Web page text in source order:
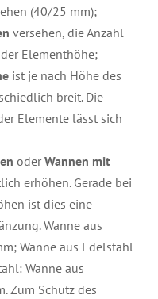
(40/25 mm);
versehen, die Anzahl
Elementhöhe;
ist je nach Höhe des
breit. Die
Elemente lässt sich
oder Wannen mit
erhöhen. Gerade bei
ist dies eine
Wanne aus
Wanne aus Edelstahl
Wanne aus
Zum Schutz des